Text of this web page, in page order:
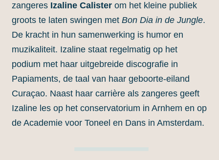
zangeres Izaline Calister om het kleine publiek
groots te laten swingen met Bon Dia in de Jungle.
De kracht in hun samenwerking is humor en
muzikaliteit. Izaline staat regelmatig op het
podium met haar uitgebreide discografie in
Papiaments, de taal van haar geboorte-eiland
Curaçao. Naast haar carrière als zangeres geeft
Izaline les op het conservatorium in Arnhem en op
de Academie voor Toneel en Dans in Amsterdam.